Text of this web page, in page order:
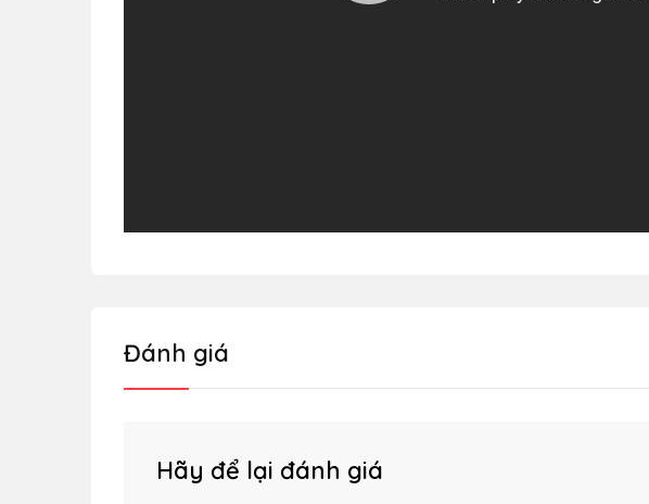
Đánh giá
Hãy để lại đánh giá